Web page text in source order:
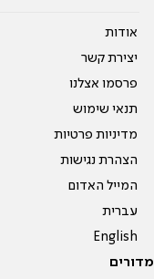
אודות
יצירת קשר
פרסמו אצלנו
תנאי שימוש
מדיניות פרטיות
הצהרת נגישות
המייל האדום
עברית
English
מדורים